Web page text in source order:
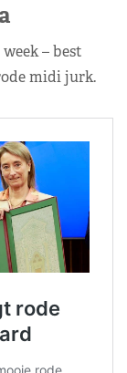
– best
midi jurk.